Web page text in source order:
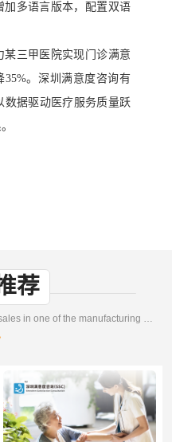
加多语言版本，配置双语
三甲医院实现门诊满意
35%。深圳满意度咨询有
数据驱动医疗服务质量跃
荐